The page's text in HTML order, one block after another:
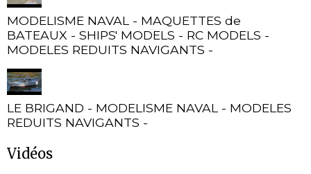
MODELISME NAVAL - MAQUETTES de
BATEAUX - SHIPS' MODELS - RC MODELS -
MODELES REDUITS NAVIGANTS -
LE BRIGAND - MODELISME NAVAL - MODELES
REDUITS NAVIGANTS -
Vidéos